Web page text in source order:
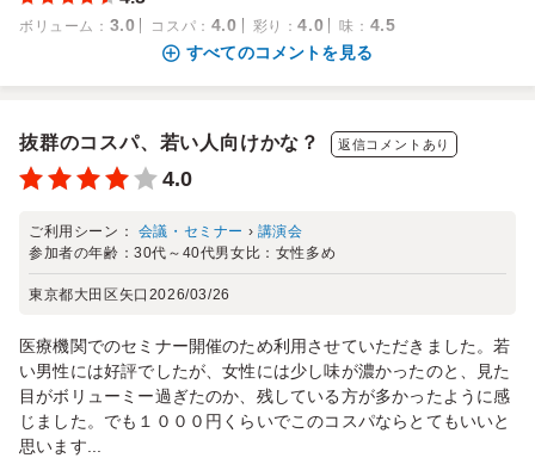
ボリューム ： 3.0 コスパ ： 4.0 彩り ：4.0 味 ： 4.5
すべてのコメントを見る
抜群のコスパ、若い人向けかな？ 返信コメントあり
4.0
ご利用シーン： 会議・セミナー › 講演会
参加者の年齢：30代～40代男女比： 女性多め
東京都大田区矢口 2026/03/26
医療機関でのセミナー開催のため利用させていただきました。若
い男性には好評でしたが、女性には少し味が濃かったのと、見た
目がボリューミー過ぎたのか、残している方が多かったように感
じました。でも１０００円くらいでこのコスパならとてもいいと
思います...